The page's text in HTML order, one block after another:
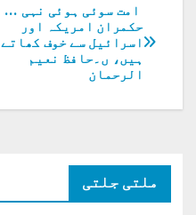
پوسٹوں
کی
نیویگیشن
امت سوئی ہوئی نہی …
حکمران امریکہ اور
اسرائیل سے خوف کھاتے
ہیں، ں۔حافظ نعیم
الرحمان
ملتی جلتی